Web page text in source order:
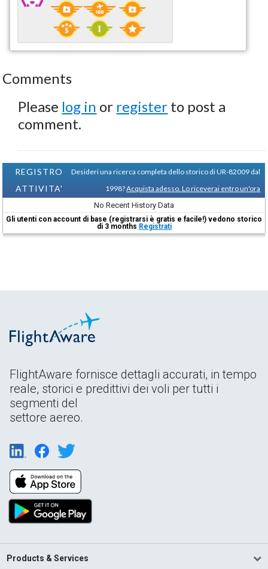
Comments
Please log in or register to post a
comment.
REGISTRO
ATTIVITA'
Desideri una ricerca completa dello storico di UR-82009 dal
1998?Acquista adesso. Lo riceverai entro un'ora
No Recent History Data
Gli utenti con account di base (registrarsi è gratis e facile!) vedono storico
di 3 months Registrati
FlightAware fornisce dettagli accurati, in tempo
reale, storici e predittivi dei voli per tutti i
segmenti del
settore aereo.
Products & Services